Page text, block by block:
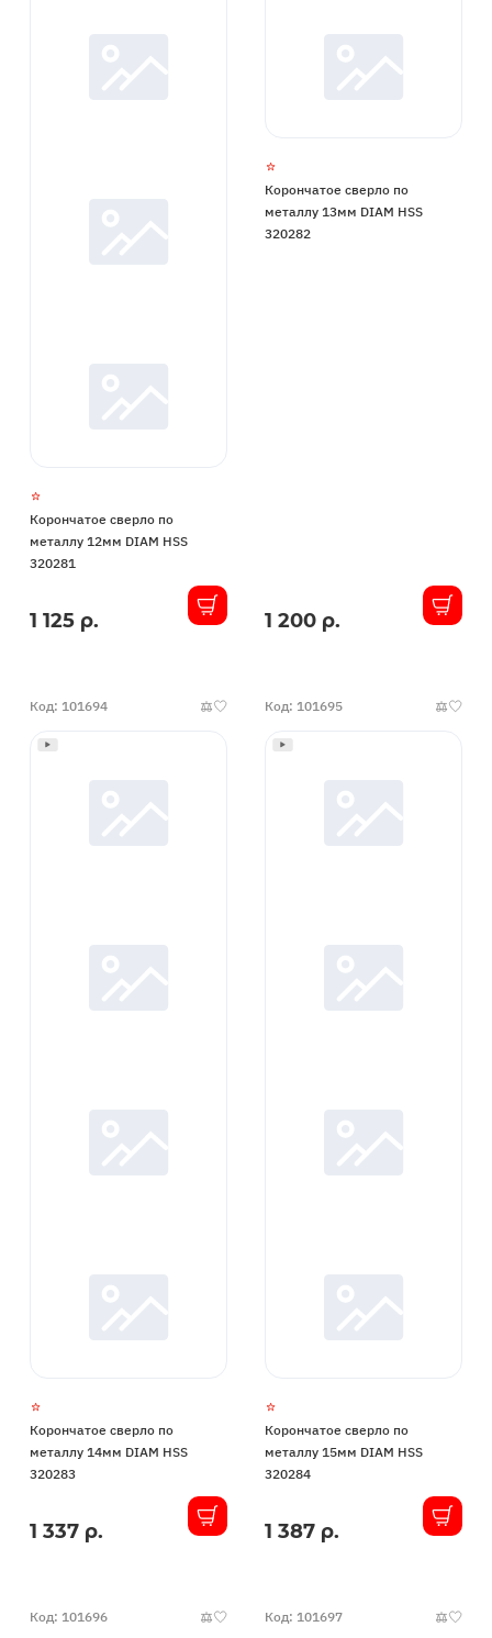
Корончатое сверло по
металлу 12мм DIAM HSS
320281
В1 125 р.
Корончатое сверло по
металлу 13мм DIAM HSS
320282
В1 200 р.
Код: 101694
Корончатое сверло по
металлу 14мм DIAM HSS
320283
В1 337 р.
Код: 101695
Корончатое сверло по
металлу 15мм DIAM HSS
320284
В1 387 р.
Код: 101696 Код: 101697